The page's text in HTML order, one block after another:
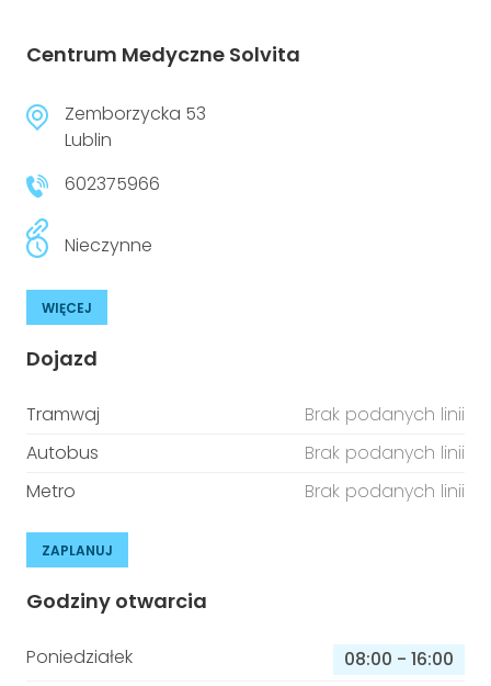
Centrum Medyczne Solvita
Zemborzycka 53
Lublin
602375966
Nieczynne
WIĘCEJ
Dojazd
Tramwaj
Brak podanych linii
Autobus
Brak podanych linii
Metro
Brak podanych linii
ZAPLANUJ
Godziny otwarcia
Poniedziałek 08:00 - 16:00